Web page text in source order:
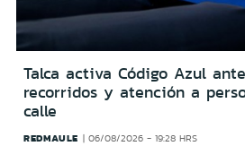
Talca activa Código Azul
recorridos y atención a
calle
REDMAULE 06/08/2026 - 19:28 HRS